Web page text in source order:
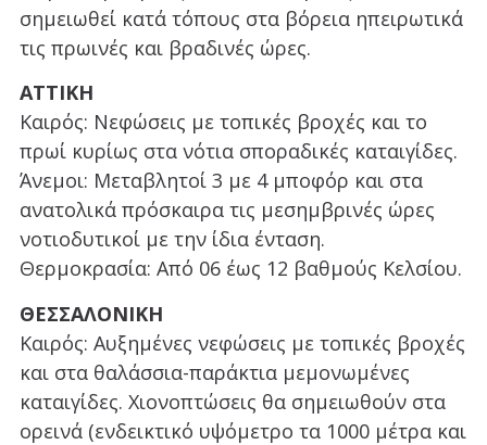
σημειωθεί κατά τόπους στα βόρεια ηπειρωτικά
τις πρωινές και βραδινές ώρες.
ΑΤΤΙΚΗ
Καιρός: Νεφώσεις με τοπικές βροχές και το
πρωί κυρίως στα νότια σποραδικές καταιγίδες.
Άνεμοι: Μεταβλητοί 3 με 4 μποφόρ και στα
ανατολικά πρόσκαιρα τις μεσημβρινές ώρες
νοτιοδυτικοί με την ίδια ένταση.
Θερμοκρασία: Από 06 έως 12 βαθμούς Κελσίου.
ΘΕΣΣΑΛΟΝΙΚΗ
Καιρός: Αυξημένες νεφώσεις με τοπικές βροχές
και στα θαλάσσια-παράκτια μεμονωμένες
καταιγίδες. Χιονοπτώσεις θα σημειωθούν στα
ορεινά (ενδεικτικό υψόμετρο τα 1000 μέτρα και